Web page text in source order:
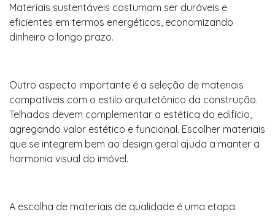
Materiais sustentáveis costumam ser duráveis e
eficientes em termos energéticos, economizando
dinheiro a longo prazo.
Outro aspecto importante é a seleção de materiais
compatíveis com o estilo arquitetônico da construção.
Telhados devem complementar a estética do edifício,
agregando valor estético e funcional. Escolher materiais
que se integrem bem ao design geral ajuda a manter a
harmonia visual do imóvel.
A escolha de materiais de qualidade é uma etapa